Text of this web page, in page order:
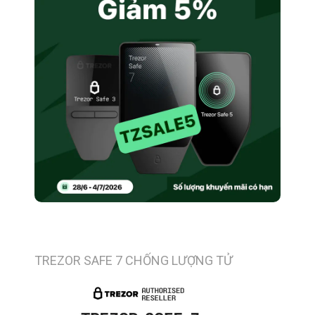
TREZOR SAFE 7 CHỐNG LƯỢNG TỬ